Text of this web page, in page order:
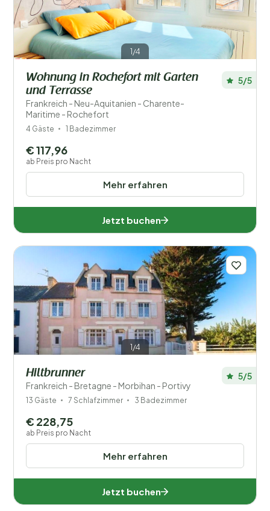
1/4
Wohnung in Rochefort mit Garten
und Terrasse
Frankreich - Neu-Aquitanien - Charente-
Maritime - Rochefort
5/5
4 Gäste 1 Badezimmer
Mehr erfahren
€ 117,96
ab Preis pro Nacht
Jetzt buchen
1/4
Hiltbrunner
Frankreich - Bretagne - Morbihan - Portivy
5/5
13 Gäste 7 Schlafzimmer 3 Badezimmer
Mehr erfahren
€ 228,75
ab Preis pro Nacht
Jetzt buchen